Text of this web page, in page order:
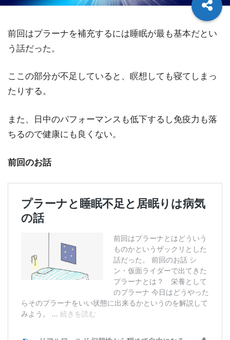
前回はプラーナを補充するには睡眠が最も基本だとい
う話だった。
ここの部分が不足していると、瞑想しても寝てしまっ
たりする。
また、日中のパフォーマンスも低下するし免疫力も落
ちるので健康にも良くない。
前回のお話